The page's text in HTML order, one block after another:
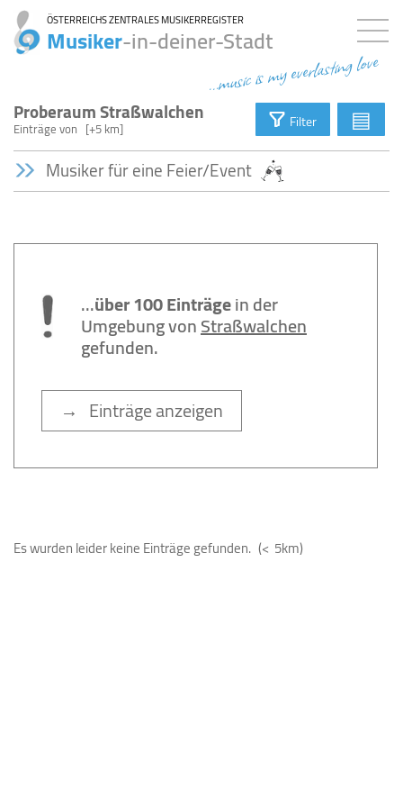
ÖSTERREICHS ZENTRALES MUSIKERREGISTER
Musiker-in-deiner-Stadt
...music is my everlasting love
Proberaum Straßwalchen
Einträgevon [+5 km] Filter ▤
Musiker für eine Feier/Event
...über 100 Einträgein der
Umgebung vonStraßwalchen
gefunden.
→ Einträge anzeigen
Es wurden leider keine Einträge gefunden. (< 5km)